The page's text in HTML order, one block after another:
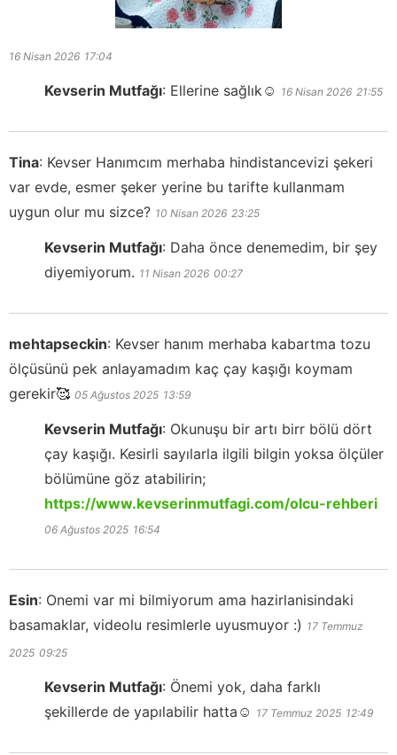
16 Nisan 2026 17:04
Kevserin Mutfağı: Ellerine sağlık☺️ 16 Nisan 2026 21:55
Tina: Kevser Hanımcım merhaba hindistancevizi şekeri
var evde, esmer şeker yerine bu tarifte kullanmam
uygun olur mu sizce? 10 Nisan 2026 23:25
Kevserin Mutfağı: Daha önce denemedim, bir şey
diyemiyorum. 11 Nisan 2026 00:27
mehtapseckin: Kevser hanım merhaba kabartma tozu
ölçüsünü pek anlayamadım kaç çay kaşığı koymam
gerekir🥰 05 Ağustos 2025 13:59
Kevserin Mutfağı: Okunuşu bir artı birr bölü dört
çay kaşığı. Kesirli sayılarla ilgili bilgin yoksa ölçüler
bölümüne göz atabilirin;
https://www.kevserinmutfagi.com/olcu-rehberi
06 Ağustos 2025 16:54
Esin: Onemi var mi bilmiyorum ama hazirlanisindaki
basamaklar, videolu resimlerle uyusmuyor :) 17 Temmuz
2025 09:25
Kevserin Mutfağı: Önemi yok, daha farklı
şekillerde de yapılabilir hatta☺️ 17 Temmuz 2025 12:49